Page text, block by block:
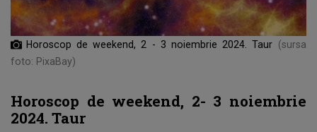
Horoscop de weekend, 2 - 3 noiembrie 2024. Taur (sursa
foto: PixaBay)
Horoscop de weekend, 2- 3 noiembrie
2024. Taur